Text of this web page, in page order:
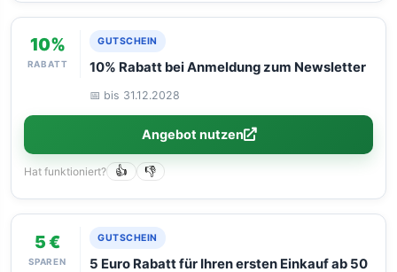
10%
RABATT
GUTSCHEIN
10% Rabatt bei Anmeldung zum Newsletter
📅 bis 31.12.2028
Angebot nutzen
Hat funktioniert? 👍 👎
5 €
SPAREN
GUTSCHEIN
5 Euro Rabatt für Ihren ersten Einkauf ab 50